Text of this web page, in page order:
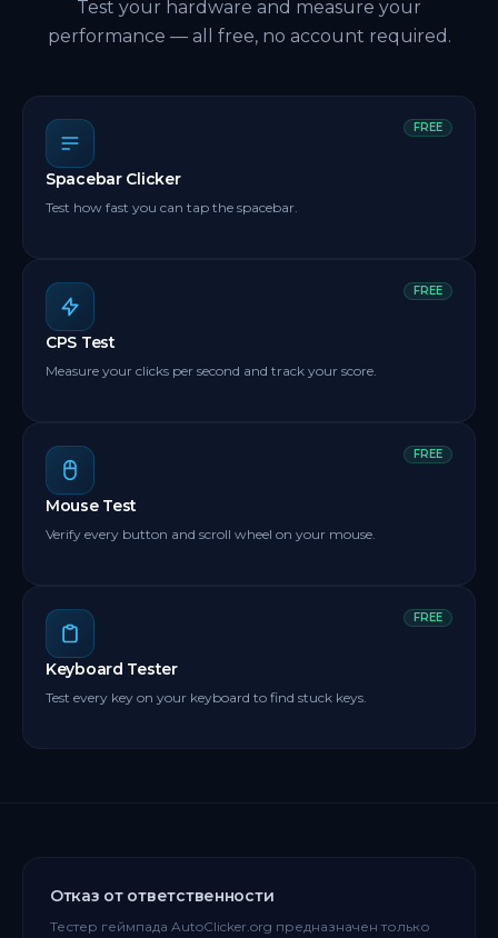
Test your hardware and measure your
performance — all free, no account required.
FREE
Spacebar Clicker
Test how fast you can tap the spacebar.
FREE
CPS Test
Measure your clicks per second and track your score.
FREE
Mouse Test
Verify every button and scroll wheel on your mouse.
FREE
Keyboard Tester
Test every key on your keyboard to find stuck keys.
Отказ от ответственности
Тестер геймпада AutoClicker.org предназначен только